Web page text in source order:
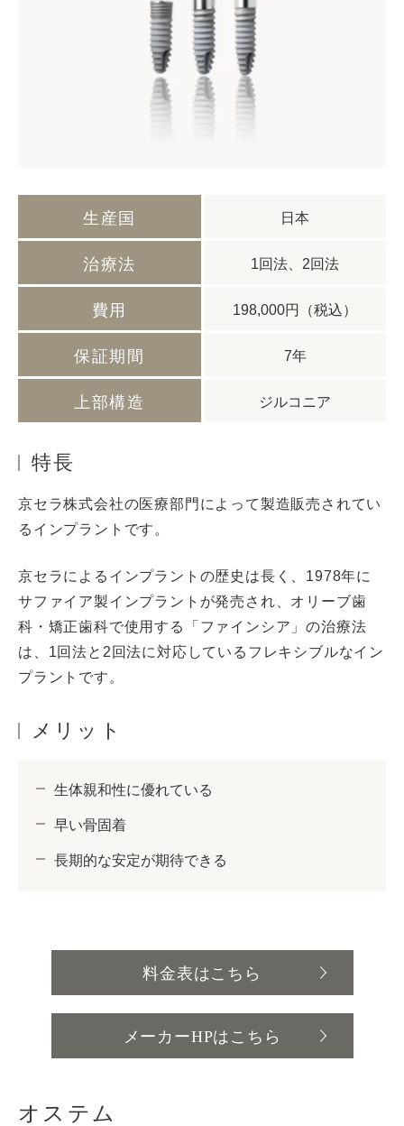
生産国 日本
治療法 1回法、2回法
費用 198,000円（税込）
保証期間 7年
上部構造 ジルコニア
特長
京セラ株式会社の医療部門によって製造販売されてい
るインプラントです。
京セラによるインプラントの歴史は長く、1978年に
サファイア製インプラントが発売され、オリーブ歯
科・矯正歯科で使用する「ファインシア」の治療法
は、1回法と2回法に対応しているフレキシブルなイン
プラントです。
メリット
生体親和性に優れている
早い骨固着
長期的な安定が期待できる
料金表はこちら
メーカーHPはこちら
オステム